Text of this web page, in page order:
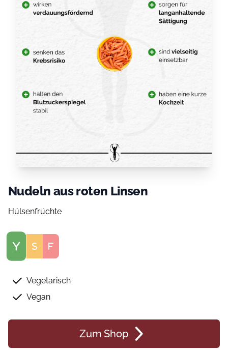
Nudeln aus roten Linsen
Hülsenfrüchte
Score
Vegetarisch
Vegan
Zum Shop